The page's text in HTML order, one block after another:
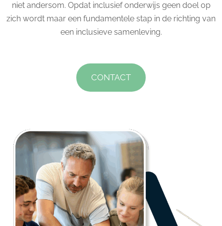
niet andersom. Opdat inclusief onderwijs geen doel op
zich wordt maar een fundamentele stap in de richting van
een inclusieve samenleving.
CONTACT